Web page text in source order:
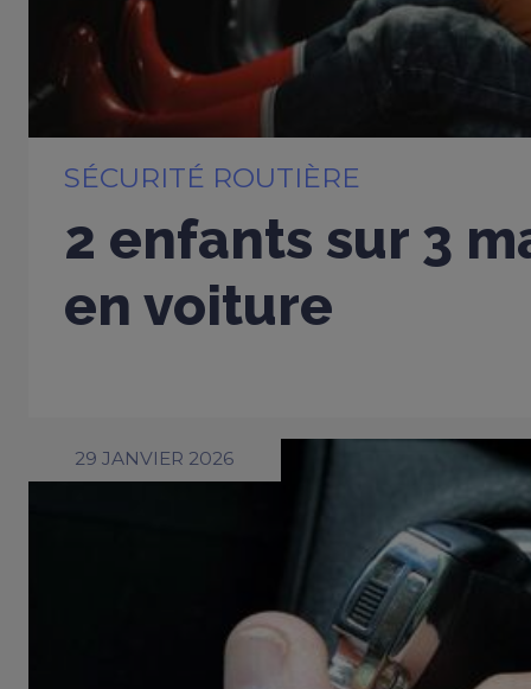
SÉCURITÉ ROUTIÈRE
2 enfants sur 3
en voiture
29 JANVIER 2026